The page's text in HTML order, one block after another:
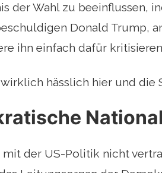
der Wahl zu beeinflussen,
Donald Trump,
ihn einfach dafür
hässlich hier und die
mit der US-Politik nicht